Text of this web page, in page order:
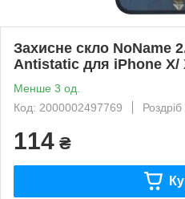
Захисне скло NoName
Antistatic для iPhone X/
Менше 3 од.
Код: 2000002497769
Роздріб
114 ₴